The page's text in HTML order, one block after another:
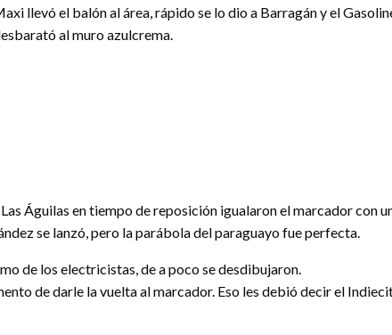
llevó el balón al área, rápido se lo dio a Barragán y el
al muro azulcrema.
Águilas en tiempo de reposición igualaron el marcador con
se lanzó, pero la parábola del paraguayo fue perfecta.
de los electricistas, de a poco se desdibujaron.
de darle la vuelta al marcador. Eso les debió decir el